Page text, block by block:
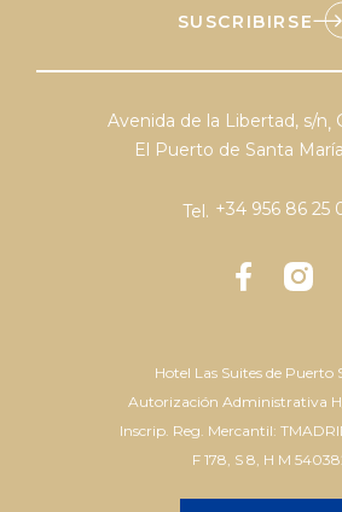
SUSCRIBIRSE
Avenida de la Libertad, s/n,
El Puerto de Santa María
Tel. +34 956 86 25
Hotel Las Suites de Puerto
Autorización Administrativa
Inscrip. Reg. Mercantil:
F 178, S 8, H M